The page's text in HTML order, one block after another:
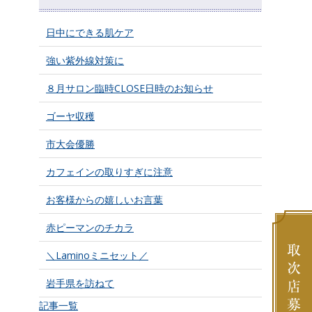
日中にできる肌ケア
強い紫外線対策に
８月サロン臨時CLOSE日時のお知らせ
ゴーヤ収穫
市大会優勝
カフェインの取りすぎに注意
お客様からの嬉しいお言葉
赤ピーマンのチカラ
＼Laminoミニセット／
岩手県を訪ねて
記事一覧